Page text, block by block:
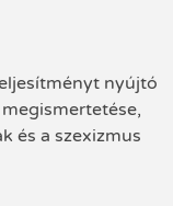
nyújtó
és a szexizmus